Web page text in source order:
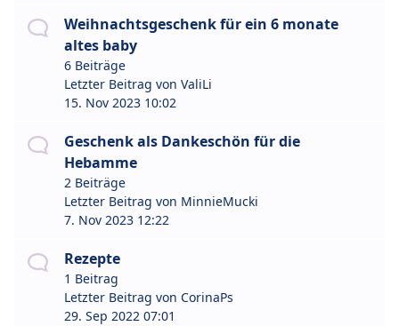
Weihnachtsgeschenk für ein 6 monate
altes baby
6 Beiträge
Letzter Beitrag von ValiLi
15. Nov 2023 10:02
Geschenk als Dankeschön für die
Hebamme
2 Beiträge
Letzter Beitrag von MinnieMucki
7. Nov 2023 12:22
Rezepte
1 Beitrag
Letzter Beitrag von CorinaPs
29. Sep 2022 07:01